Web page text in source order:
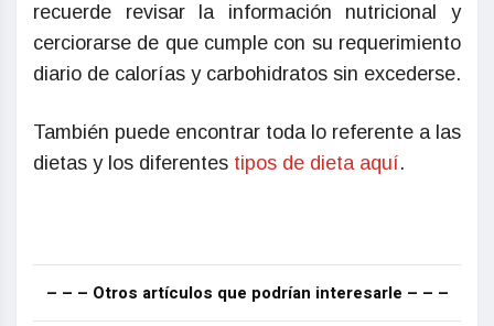
recuerde revisar la información nutricional y
cerciorarse de que cumple con su requerimiento
diario de calorías y carbohidratos sin excederse.
También puede encontrar toda lo referente a las
dietas y los diferentes tipos de dieta aquí.
– – – Otros artículos que podrían interesarle – – –